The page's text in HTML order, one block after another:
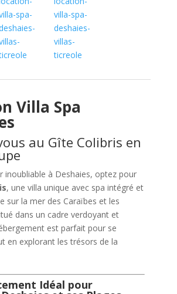
Villa Spa
au Gîte Colibris en
inoubliable à Deshaies, optez pour
, une villa unique avec spa intégré et
sur la mer des Caraïbes et les
dans un cadre verdoyant et
est parfait pour se
en explorant les trésors de la
Idéal pour